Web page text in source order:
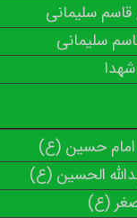
سلیمانی
سلیمانی
حسین (ع)
الحسین (ع)
(ع)